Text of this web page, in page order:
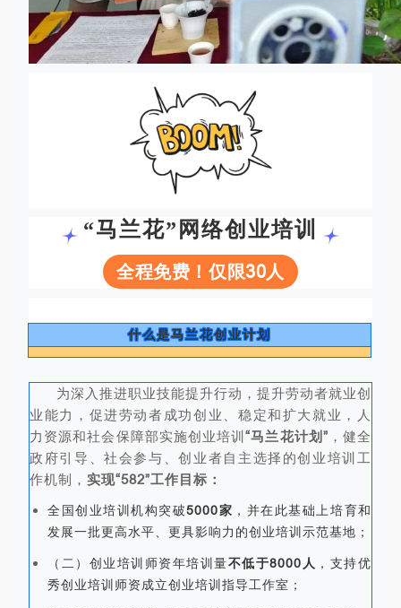
“马兰花”网络创业培训
全程免费！仅限30人
什么是马兰花创业计划
为深入推进职业技能提升行动，提升劳动者就业创
业能力，促进劳动者成功创业、稳定和扩大就业，人
力资源和社会保障部实施创业培训“马兰花计划” ，健全
政府引导、社会参与、创业者自主选择的创业培训工
作机制， 实现“582”工作目标：
全国创业培训机构突破5000家 ，并在此基础上培育和
发展一批更高水平、更具影响力的创业培训示范基地；
（二）创业培训师资年培训量不低于8000人 ，支持优
秀创业培训师资成立创业培训指导工作室；